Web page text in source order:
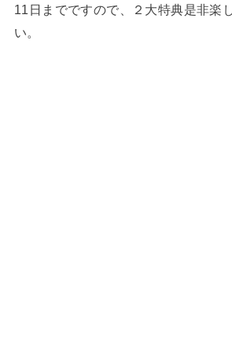
11日までですので、２大特典是非楽
い。